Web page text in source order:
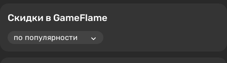
Скидки в GameFlame